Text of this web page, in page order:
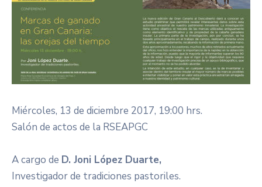
Miércoles, 13 de diciembre 2017, 19:00 hrs.
Salón de actos de la RSEAPGC
A cargo de D. Joni López Duarte,
Investigador de tradiciones pastoriles.